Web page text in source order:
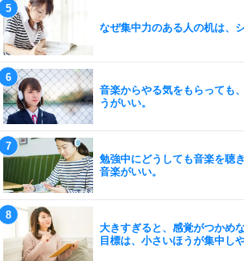
なぜ集中力のある人の机は、
音楽からやる気をもらっても
うがいい。
勉強中にどうしても音楽を聴
音楽がいい。
大きすぎると、感覚がつかめな
目標は、小さいほうが集中しや